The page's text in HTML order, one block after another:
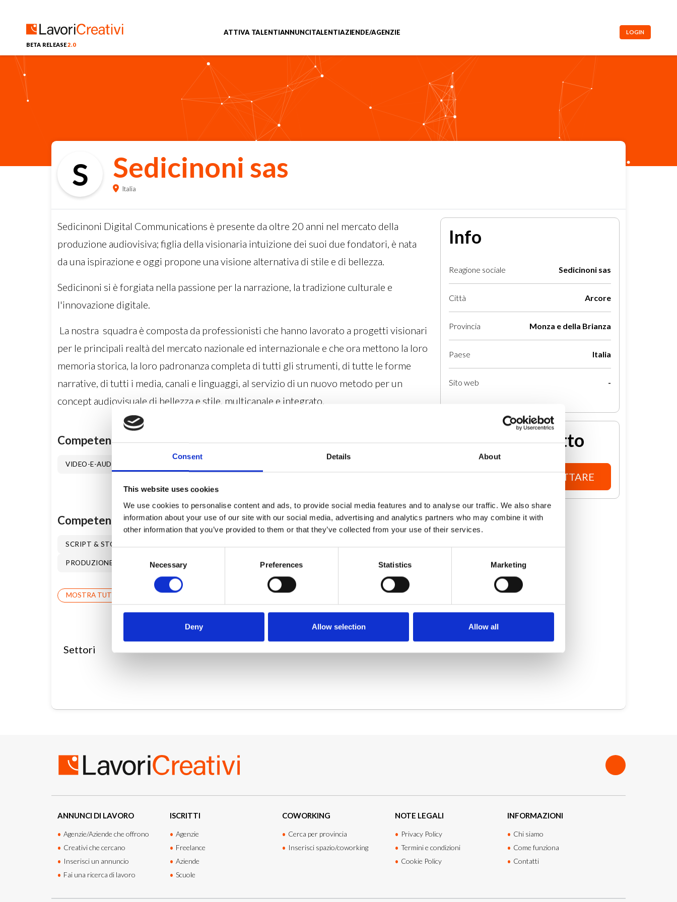
Consent Details About
This website uses cookies
We use cookies to personalise content and ads, to provide social media features and to analyse our traffic. We also share
information about your use of our site with our social media, advertising and analytics partners who may combine it with
other information that you’ve provided to them or that they’ve collected from your use of their services.
Selection
Necessary Preferences Statistics Marketing
Deny Allow selection Allow all
BETA RELEASE2.0
ATTIVA TALENTIANNUNCITALENTIAZIENDE/AGENZIE LOGIN
S Sedicinoni sas
Italia
Sedicinoni Digital Communications è presente da oltre 20 anni nel mercato della
produzione audiovisiva; figlia della visionaria intuizione dei suoi due fondatori, è nata
da una ispirazione e oggi propone una visione alternativa di stile e di bellezza.
Sedicinoni si è forgiata nella passione per la narrazione, la tradizione culturale e
l'innovazione digitale.
La nostra squadra è composta da professionisti che hanno lavorato a progetti visionari
per le principali realtà del mercato nazionale ed internazionale e che ora mettono la loro
memoria storica, la loro padronanza completa di tutti gli strumenti, di tutte le forme
narrative, di tutti i media, canali e linguaggi, al servizio di un nuovo metodo per un
concept audiovisuale di bellezza e stile, multicanale e integrato.
Competenze generali
VIDEO-E-AUDIO
Competenze specifiche
SCRIPT & STORYBOARD
PRODUZIONE BRANDED CONTENT VIDEO PER SOCIAL
MOSTRA TUTTE
Settori
Info
Reagione sociale Sedicinoni sas
Città Arcore
Provincia Monza e della Brianza
Paese Italia
Sito web -
Entra in contatto
ACCEDI PER CONTATTARE
ANNUNCI DI LAVORO
Agenzie/Aziende che offrono
Creativi che cercano
Inserisci un annuncio
Fai una ricerca di lavoro
ISCRITTI
Agenzie
Freelance
Aziende
Scuole
COWORKING
Cerca per provincia
Inserisci spazio/coworking
NOTE LEGALI
Privacy Policy
Termini e condizioni
Cookie Policy
INFORMAZIONI
Chi siamo
Come funziona
Contatti